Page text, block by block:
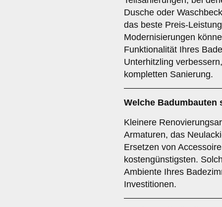
Dusche oder
das beste Preis-
Modernisierungen
Funktionalität Ihres
Unterhitzling
kompletten Sanierung.
Welche
Kleinere
Armaturen, das
Ersetzen von
kostengünstigsten.
Ambiente Ihres
Investitionen.